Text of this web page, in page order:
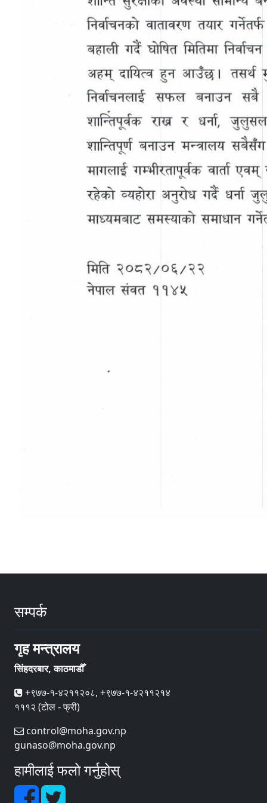
सम्पर्क
गृह मन्त्रालय
सिंहदरबार, काठमाडौँ
+९७७-१-४२११२०८, +९७७-१-४२११२१४
१११२ (टोल - फ्री)
control@moha.gov.np
gunaso@moha.gov.np
हामीलाई फलो गर्नुहोस्